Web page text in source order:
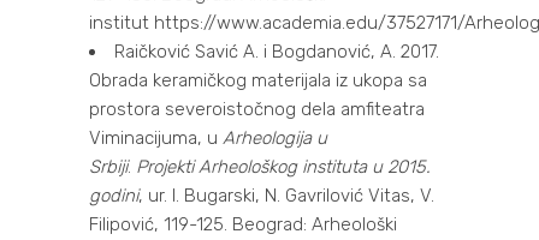
institut https://www.academia.edu/37527171/
Raičković Savić A. i Bogdanović, A. 2017.
Obrada keramičkog materijala iz ukopa sa
prostora severoistočnog dela amfiteatra
Viminacijuma, u Arheologija u
Srbiji. Projekti Arheološkog instituta u 2015.
godini, ur. I. Bugarski, N. Gavrilović Vitas, V.
Filipović, 119-125. Beograd: Arheološki